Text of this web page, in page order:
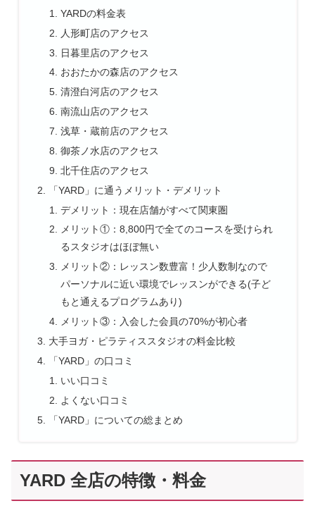
YARDの料金表
人形町店のアクセス
日暮里店のアクセス
おおたかの森店のアクセス
清澄白河店のアクセス
南流山店のアクセス
浅草・蔵前店のアクセス
御茶ノ水店のアクセス
北千住店のアクセス
「YARD」に通うメリット・デメリット
デメリット：現在店舗がすべて関東圏
メリット①：8,800円で全てのコースを受けられ
るスタジオはほぼ無い
メリット②：レッスン数豊富！少人数制なので
パーソナルに近い環境でレッスンができる(子ど
もと通えるプログラムあり)
メリット③：入会した会員の70%が初心者
大手ヨガ・ピラティススタジオの料金比較
「YARD」の口コミ
いい口コミ
よくない口コミ
「YARD」についての総まとめ
YARD 全店の特徴・料金